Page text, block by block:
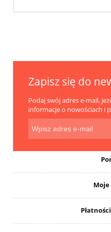
Zapisz się do
Podaj swój adres e-mail,
informacje o nowościach i